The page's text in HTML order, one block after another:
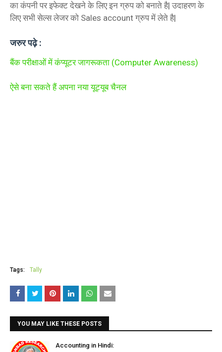
का कंपनी पर इफेक्‍ट देखने के लिए इन ग्रुप को बनाते है| उदाहरण के
लिए सभी सेल्‍स लेजर को Sales account ग्रुप में लेते है|
जरुर पढ़े :
बैंक परीक्षाओं में कंप्यूटर जागरूकता (Computer Awareness)
ऐसे बना सकते हैं अपना नया यूट्यूब चैनल
Tags: Tally
YOU MAY LIKE THESE POSTS
Accounting in Hindi: